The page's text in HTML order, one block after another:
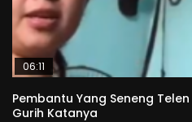
06:11
Pembantu Yang Seneng
Gurih Katanya